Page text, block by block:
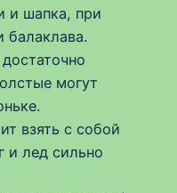
и шапка, при
могут
взять с собой
и лед сильно